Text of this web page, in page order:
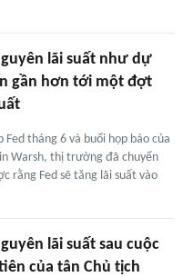
lãi suất như dự
gần hơn tới một đợt
Fed tháng 6 và buổi họp báo của
Warsh, thị trường đã chuyển
rằng Fed sẽ tăng lãi suất vào
lãi suất sau cuộc
của tân Chủ tịch